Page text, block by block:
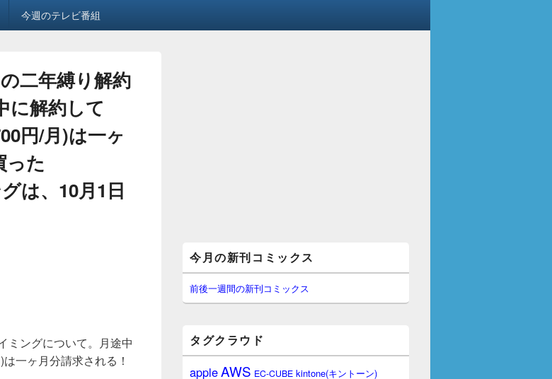
今週のテレビ番組
二年縛り解約
に解約して
円/月)は一ヶ
った
は、10月1日
ミングについて。月途中
一ヶ月分請求される！
イ
ン
サ
イ
ー
ジ
今月の新刊コミックス
前後一週間の新刊コミックス
タグクラウド
appleAWS EC-CUBE kintone(キントーン)